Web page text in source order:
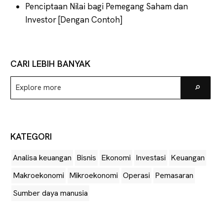
Penciptaan Nilai bagi Pemegang Saham dan
Investor [Dengan Contoh]
CARI LEBIH BANYAK
Explore
more
KATEGORI
Analisa keuangan Bisnis Ekonomi Investasi Keuangan
Makroekonomi Mikroekonomi Operasi Pemasaran
Sumber daya manusia